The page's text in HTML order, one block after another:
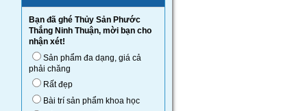
Bạn đã ghé Thủy Sản Phước
Thắng Ninh Thuận, mời bạn cho
nhận xét!
Sản phẩm đa dạng, giá cả
phải chăng
Rất đẹp
Bài trí sản phẩm khoa học